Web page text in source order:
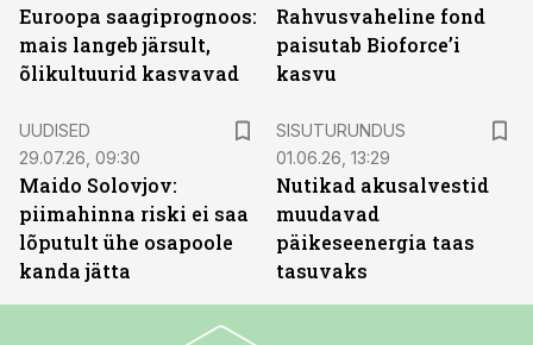
Euroopa saagiprognoos:
mais langeb järsult,
õlikultuurid kasvavad
Rahvusvaheline fond
paisutab Bioforce’i
kasvu
UUDISED
29.07.26, 09:30
Maido Solovjov:
piimahinna riski ei saa
lõputult ühe osapoole
kanda jätta
SISUTURUNDUS
01.06.26, 13:29
Nutikad akusalvestid
muudavad
päikeseenergia taas
tasuvaks